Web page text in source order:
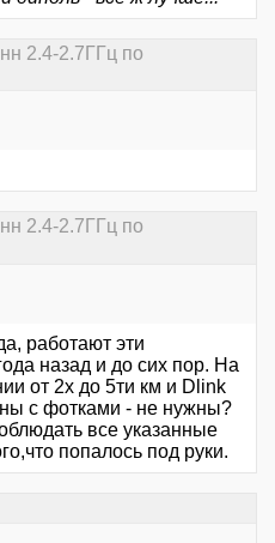
2.4-2.7ГГц по
2.4-2.7ГГц по
работают эти
назад и до сих пор. На
от 2х до 5ти км и Dlink
с фотками - не нужны?
все указанные
попалось под руки.